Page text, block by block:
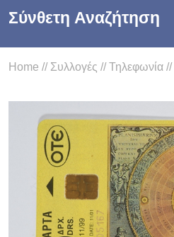
Σύνθετη Αναζήτηση
Home // Συλλογές //Τηλεφωνία //